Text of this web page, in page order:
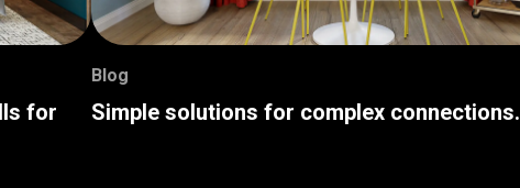
for
Blog
Simple solutions for complex connections.